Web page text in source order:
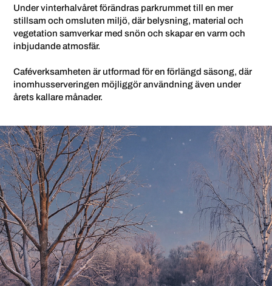
Under vinterhalvåret förändras parkrummet till en mer
stillsam och omsluten miljö, där belysning, material och
vegetation samverkar med snön och skapar en varm och
inbjudande atmosfär.
Caféverksamheten är utformad för en förlängd säsong, där
inomhusserveringen möjliggör användning även under
årets kallare månader.